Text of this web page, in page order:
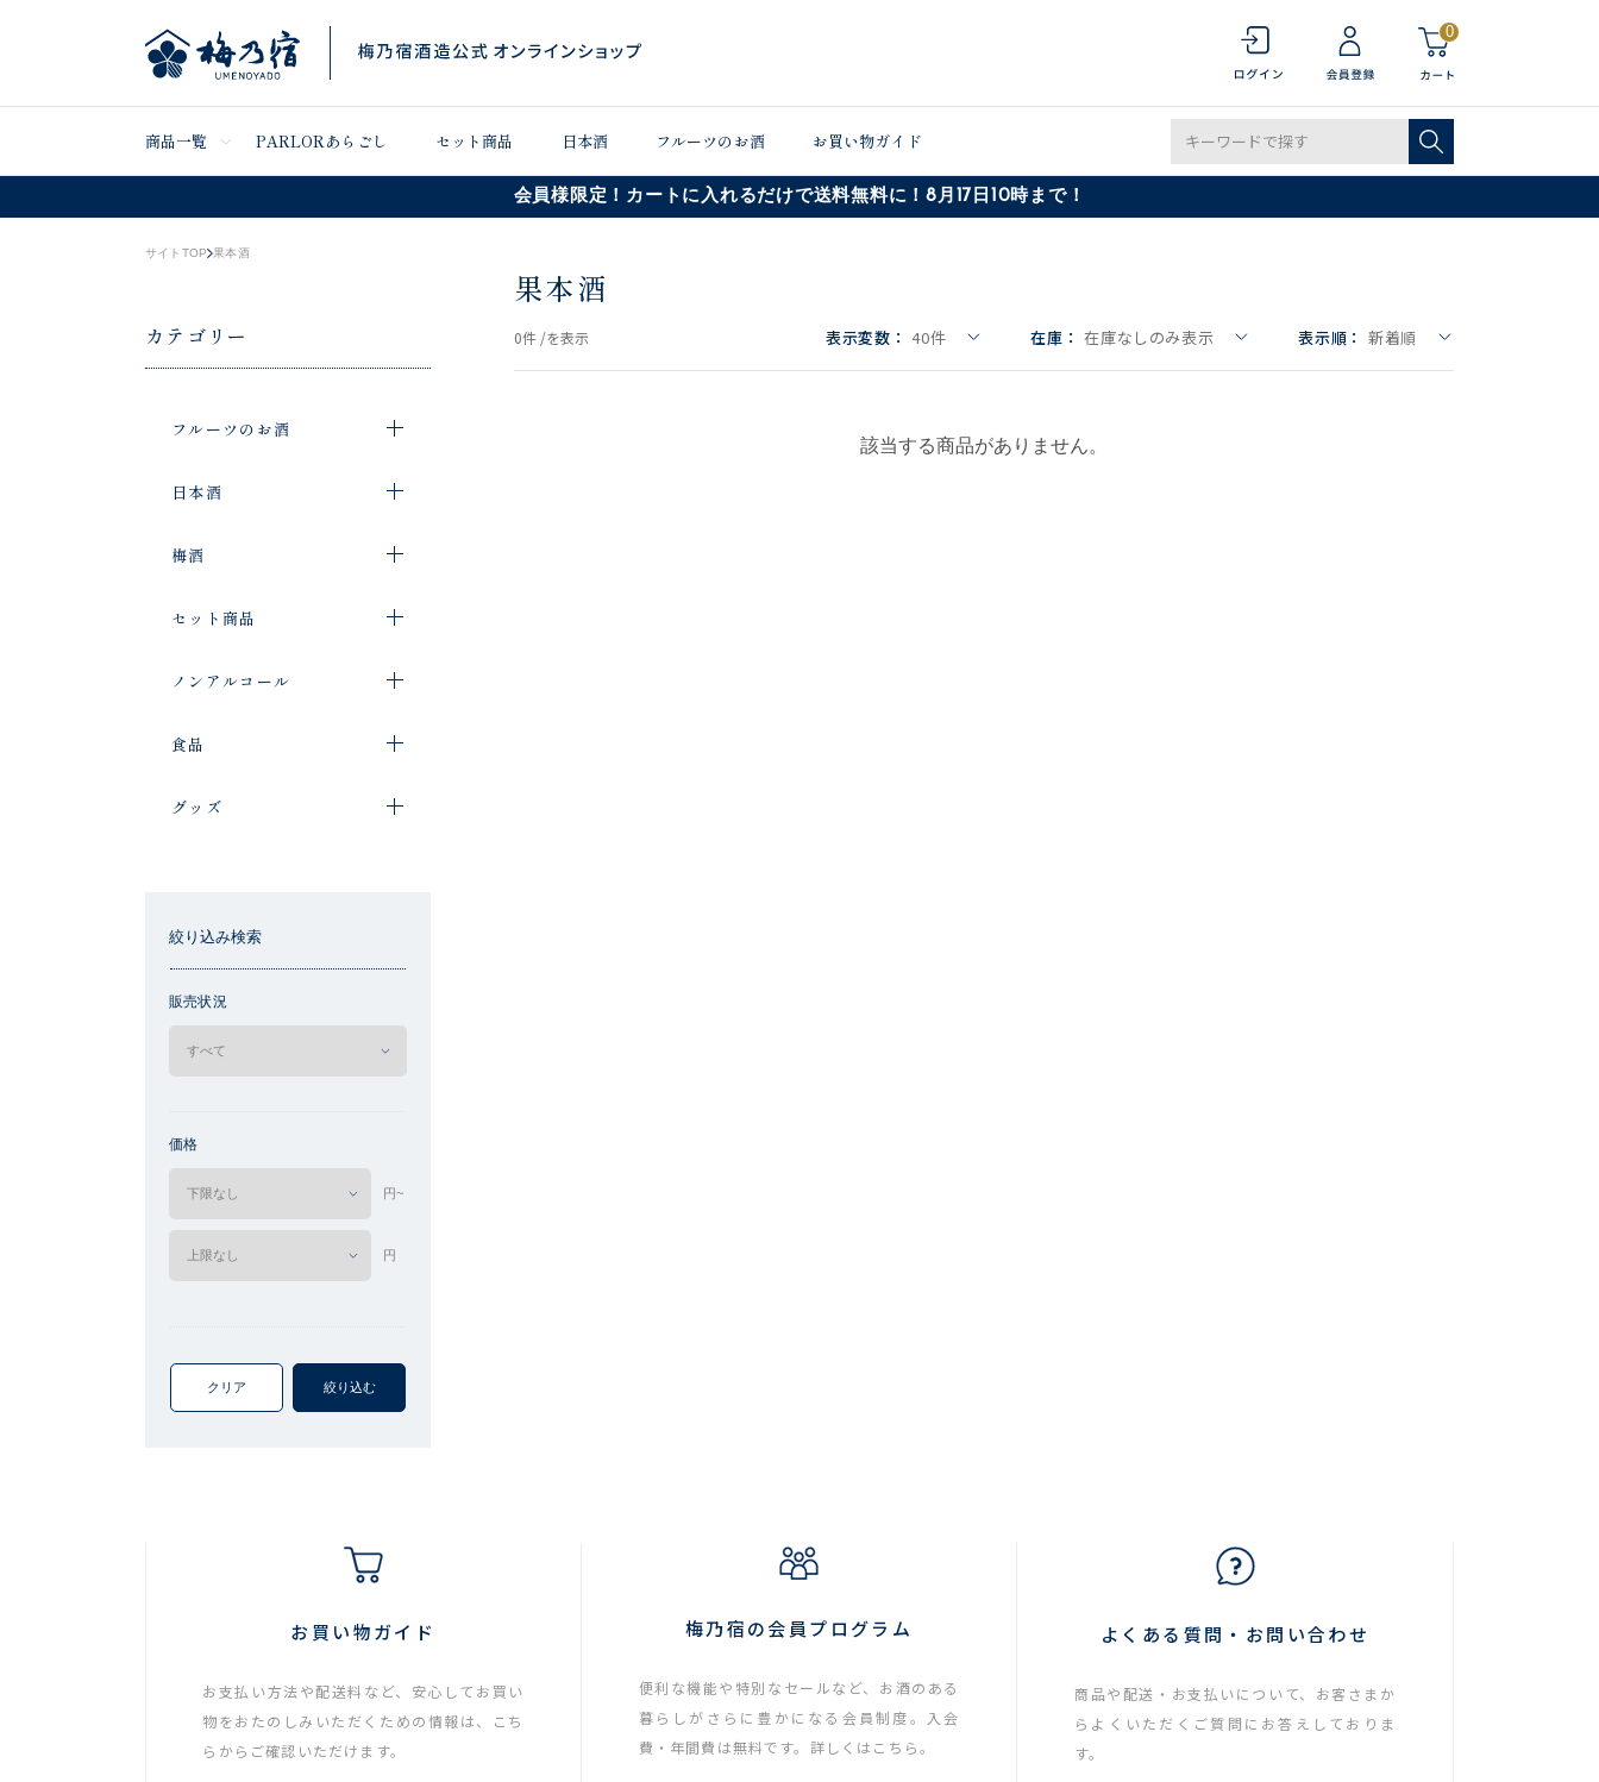
0
商品一覧 PARLORあらごし セット商品 日本酒 フルーツのお酒 お買い物ガイド
会員様限定！カートに入れるだけで送料無料に！8月17日10時まで！
サイトTOP 果本酒
カテゴリー
フルーツのお酒
日本酒
梅酒
セット商品
ノンアルコール
食品
グッズ
絞り込み検索
販売状況
価格
円~
円
クリア 絞り込む
果本酒
0件 /を表示 表示変数： 40件 在庫： 在庫なしのみ表示 表示順： 新着順
該当する商品がありません。
お買い物ガイド
お支払い方法や配送料など、安心してお買い
物をおたのしみいただくための情報は、こち
らからご確認いただけます。
梅乃宿の会員プログラム
便利な機能や特別なセールなど、お酒のある
暮らしがさらに豊かになる会員制度。入会
費・年間費は無料です。詳しくはこちら。
よくある質問・お問い合わせ
商品や配送・お支払いについて、お客さまか
らよくいただくご質問にお答えしておりま
す。